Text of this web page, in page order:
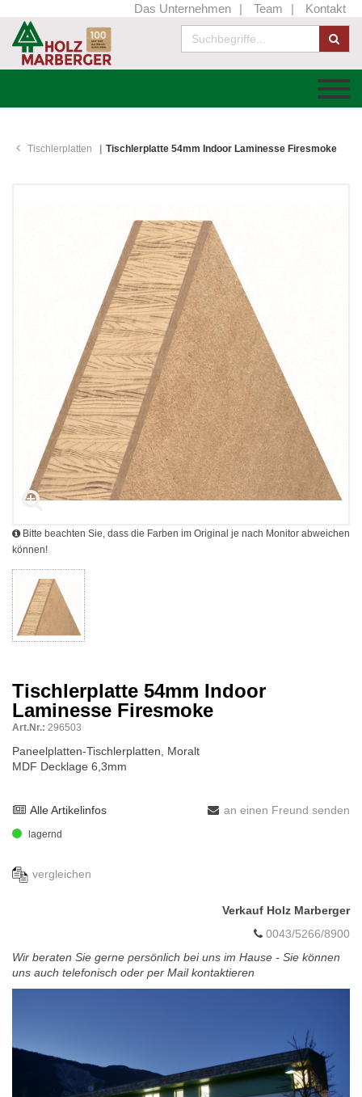
Das Unternehmen Team Kontakt
Tischlerplatten Tischlerplatte 54mm Indoor Laminesse Firesmoke
Bitte beachten Sie, dass die Farben im Original je nach Monitor abweichen
können!
Tischlerplatte 54mm Indoor
Laminesse Firesmoke
Art.Nr.: 296503
Paneelplatten-Tischlerplatten, Moralt
MDF Decklage 6,3mm
Alle Artikelinfos an einen Freund senden
lagernd
vergleichen
Verkauf Holz Marberger
0043/5266/8900
Wir beraten Sie gerne persönlich bei uns im Hause - Sie können
uns auch telefonisch oder per Mail kontaktieren